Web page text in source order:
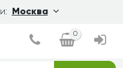
Москва
0